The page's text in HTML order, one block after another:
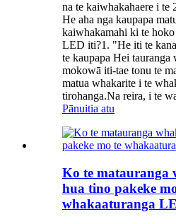
na te kaiwhakahaere i te
He aha nga kaupapa
kaiwhakamahi ki te
LED iti?1. "He iti te
te kaupapa Hei tauranga
mokowā iti-tae tonu te
matua whakarite i te
tirohanga.Na reira, i te
Pānuitia atu
Ko te matauranga
hua tino pakeke
whakaaturanga